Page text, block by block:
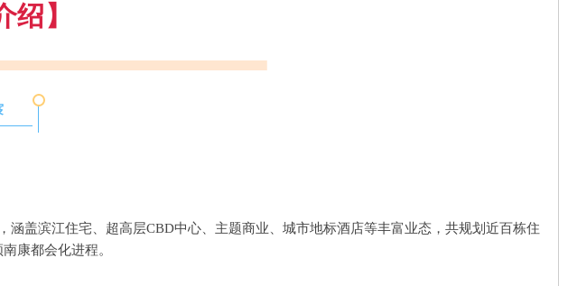
绍】
盖滨江住宅、超高层CBD中心、主题商业、城市地标酒店等丰富业态，共规划近百栋住
康都会化进程。